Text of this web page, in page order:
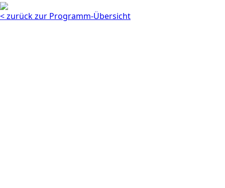
< zurück zur Programm-Übersicht